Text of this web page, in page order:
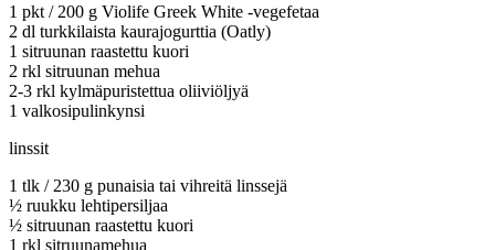
1 pkt / 200 g Violife Greek White -vegefetaa
2 dl turkkilaista kaurajogurttia (Oatly)
1 sitruunan raastettu kuori
2 rkl sitruunan mehua
2-3 rkl kylmäpuristettua oliiviöljyä
1 valkosipulinkynsi
linssit
1 tlk / 230 g punaisia tai vihreitä linssejä
½ ruukku lehtipersiljaa
½ sitruunan raastettu kuori
1 rkl sitruunamehua